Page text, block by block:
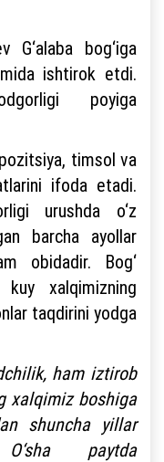
G‘alaba bog‘iga
ishtirok etdi.
poyiga
timsol va
ifoda etadi.
urushda o‘z
barcha ayollar
obidadir. Bog‘
kuy xalqimizning
taqdirini yodga
ham iztirob
xalqimiz boshiga
shuncha yillar
paytda